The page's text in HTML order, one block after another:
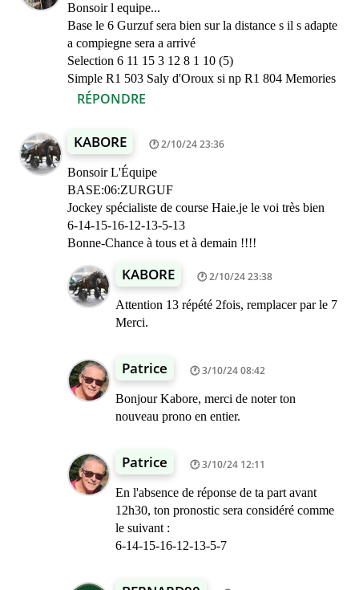
Bonsoir l equipe...
Base le 6 Gurzuf sera bien sur la distance s il s adapte
a compiegne sera a arrivé
Selection 6 11 15 3 12 8 1 10 (5)
Simple R1 503 Saly d'Oroux si np R1 804 Memories
RÉPONDRE
KABORE 2/10/24 23:36
Bonsoir L'Équipe
BASE:06:ZURGUF
Jockey spécialiste de course Haie.je le voi très bien
6-14-15-16-12-13-5-13
Bonne-Chance à tous et à demain !!!!
KABORE 2/10/24 23:38
Attention 13 répété 2fois, remplacer par le 7
Merci.
Patrice 3/10/24 08:42
Bonjour Kabore, merci de noter ton
nouveau prono en entier.
Patrice 3/10/24 12:11
En l'absence de réponse de ta part avant
12h30, ton pronostic sera considéré comme
le suivant :
6-14-15-16-12-13-5-7